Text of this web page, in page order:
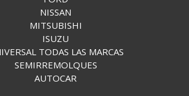
NISSAN
MITSUBISHI
ISUZU
TODAS LAS MARCAS
SEMIRREMOLQUES
AUTOCAR